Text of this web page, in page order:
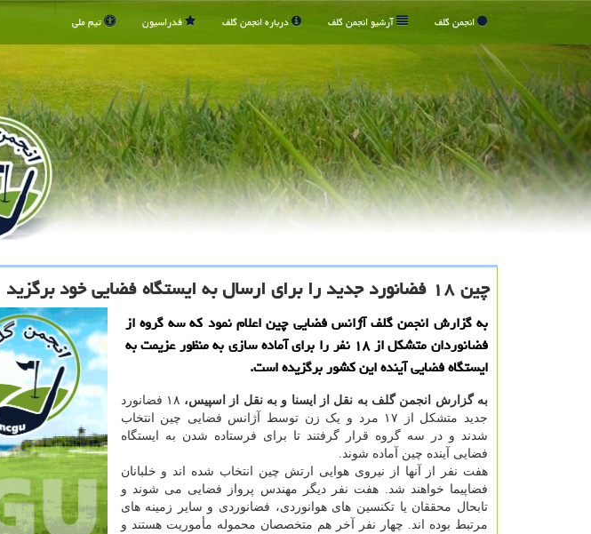
انجمن گلف آرشیو انجمن گلف درباره انجمن گلف فدراسیون تیم ملی
چین ۱۸ فضانورد جدید را برای ارسال به ایستگاه فضایی خود برگزید
به گزارش انجمن گلف آژانس فضایی چین اعلام نمود كه سه گروه از
فضانوردان متشكل از ۱۸ نفر را برای آماده سازی به منظور عزیمت به
ایستگاه فضایی آینده این كشور برگزیده است.
به گزارش انجمن گلف به نقل از ایسنا و به نقل از اسپیس،
۱۸ فضانورد
جدید متشکل از ۱۷ مرد و یک زن توسط آژانس فضایی چین انتخاب
شدند و در سه گروه قرار گرفتند تا برای فرستاده شدن به ایستگاه
فضایی آینده چین آماده شوند.
هفت نفر از آنها از نیروی هوایی ارتش چین انتخاب شده اند و خلبانان
فضاپیما خواهند شد. هفت نفر دیگر مهندس پرواز فضایی می شوند و
تابحال محققان یا تکنسین های هوانوردی، فضانوردی و سایر زمینه های
مرتبط بوده اند. چهار نفر آخر هم متخصصان محموله مأموریت هستند و